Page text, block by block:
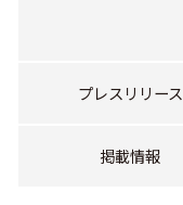
プレスリリース
掲載情報